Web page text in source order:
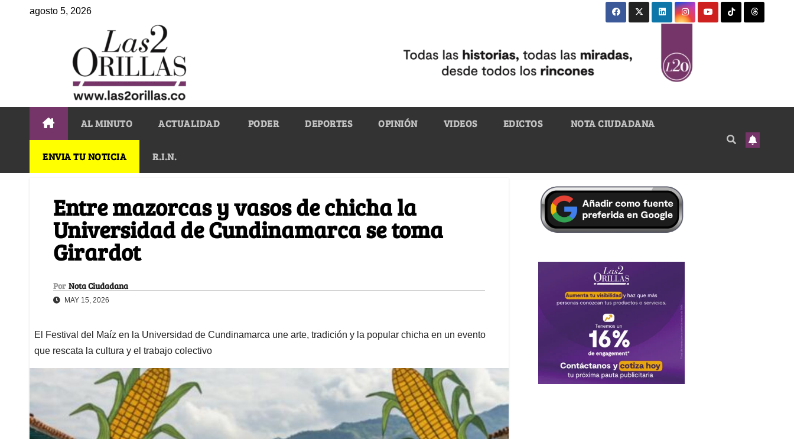
agosto 5, 2026
AL MINUTO ACTUALIDAD PODER DEPORTES OPINIÓN VIDEOS EDICTOS NOTA CIUDADANA
ENVIA TU NOTICIA R.I.N.
Entre mazorcas y vasos de chicha la
Universidad de Cundinamarca se toma
Girardot
Por Nota Ciudadana
MAY 15, 2026
El Festival del Maíz en la Universidad de Cundinamarca une arte, tradición y la popular chicha en un evento
que rescata la cultura y el trabajo colectivo